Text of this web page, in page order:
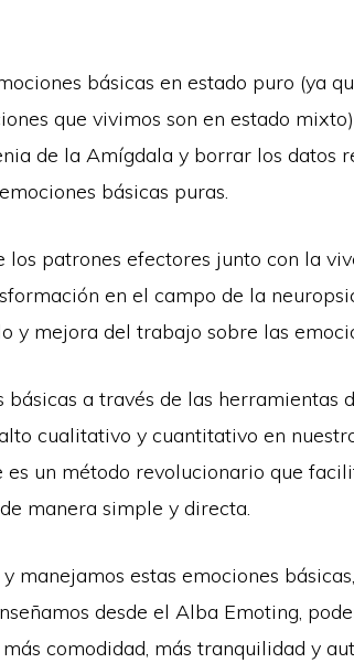
básicas en estado puro (ya
que vivimos son en estado
de la Amígdala y borrar los datos
básicas puras.
patrones efectores junto con la
en el campo de la
y mejora del trabajo sobre las
a través de las herramientas
cualitativo y cuantitativo en
es un método revolucionario que
manera simple y directa.
manejamos estas emociones
desde el Alba Emoting,
comodidad, más tranquilidad y